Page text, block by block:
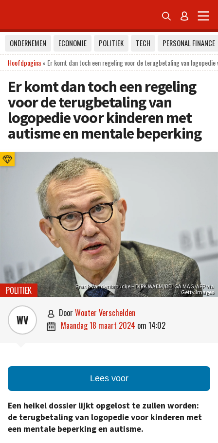
 
ONDERNEMEN ECONOMIE POLITIEK TECH
PERSONAL FINANCE
Hoofdpagina» Er komt dan toch een regeling voor de terugbetaling van
Er komt dan toch een regeling
voor de terugbetaling van
logopedie voor kinderen met
autisme en mentale beperking
Frank Vandenbroucke – DIRK WAEM/BELGA MAG/AFP via
Getty Images
POLITIEK
WV  door Wouter Verschelden
 maandag 18 maart 2024 om 14:02
Lees voor
Een heikel dossier lijkt opgelost te zullen worden:
de terugbetaling van logopedie voor kinderen met
een mentale beperking en autisme.